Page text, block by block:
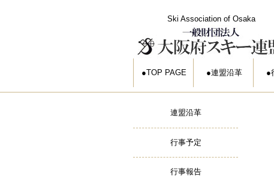
Ski Association of Osaka
TOP PAGE 連盟沿革
連盟沿革
行事予定
行事報告